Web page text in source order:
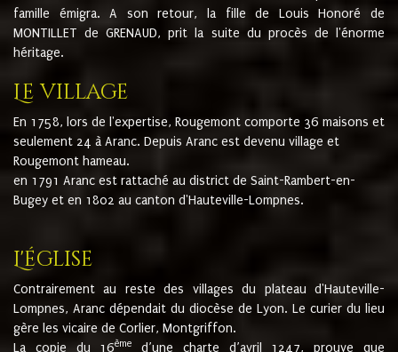
famille émigra. A son retour, la fille de Louis Honoré de
MONTILLET de GRENAUD, prit la suite du procès de l'énorme
héritage.
Le village
En 1758, lors de l'expertise, Rougemont comporte 36 maisons et
seulement 24 à Aranc. Depuis Aranc est devenu village et
Rougemont hameau.
en 1791 Aranc est rattaché au district de Saint-Rambert-en-
Bugey et en 1802 au canton d'Hauteville-Lompnes.
L'église
Contrairement au reste des villages du plateau d'Hauteville-
Lompnes, Aranc dépendait du diocèse de Lyon. Le curier du lieu
gère les vicaire de Corlier, Montgriffon.
La copie du 16ème
d’une charte d’avril 1247, prouve que